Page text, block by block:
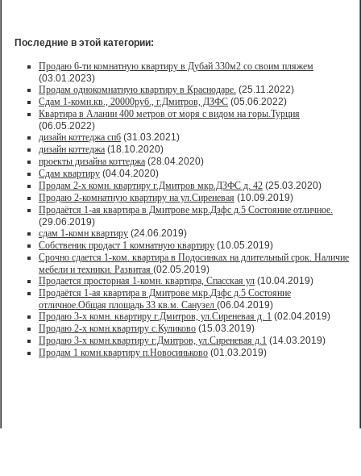
Последние в этой категории:
Продаю 6-ти комнатную квартиру в Дубай 330м2 со своим пляжем
(03.01.2023)
Продам однокомнатную квартиру в Краснодаре. (25.11.2022)
Сдам 1-комн.кв., 20000руб., г.Дмитров, ДЗФС (05.06.2022)
Квартира в Алании 400 метров от моря с видом на горы.Турция
(06.05.2022)
дизайн коттеджа спб (31.03.2021)
дизайн коттеджа (18.10.2020)
проекты дизайна коттеджа (28.04.2020)
Сдам квартиру (04.04.2020)
Продам 2-х комн. квартиру г.Дмитров мкр.ДЗФС д. 42 (25.03.2020)
Продаю 2-комнатную квартиру на ул.Сиреневая (10.09.2019)
Продаётся 1-ая квартира в Дмитрове мкр.Дзфс д.5 Состояние отличное.
(29.06.2019)
сдам 1-комн квартиру (24.06.2019)
Собственик продаст 1 комнатную квартиру (10.05.2019)
Срочно сдается 1-ком. квартира в Подосинках на длительный срок. Наличие
мебели и техники. Развитая (02.05.2019)
Продается просторная 1-комн. квартира, Спасская ул (10.04.2019)
Продаётся 1-ая квартира в Дмитрове мкр.Дзфс д.5 Состояние
отличное.Общая площадь 33 кв.м. Санузел (06.04.2019)
Продаю 3-х комн. квартиру г.Дмитров, ул.Сиреневая д. 1 (02.04.2019)
Продаю 2-х комн.квартиру с.Куликово (15.03.2019)
Продаю 3-х комн.квартиру г.Дмитров, ул.Сиреневая д.1 (14.03.2019)
Продам 1 комн.квартиру п.Новосиньково (01.03.2019)